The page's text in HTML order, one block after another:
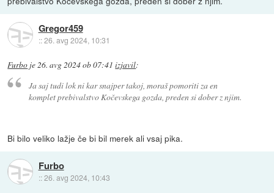
Gregor459
::26. avg 2024, 10:31
Furbo je26. avg 2024 ob 07:41 izjavil:
Ja saj tudi lok ni kar snajper takoj, moraš pomoriti za en
komplet prebivalstvo Kočevskega gozda, preden si dober z njim.
Bi bilo veliko lažje če bi bil merek ali vsaj pika.
Furbo
::26. avg 2024, 10:43